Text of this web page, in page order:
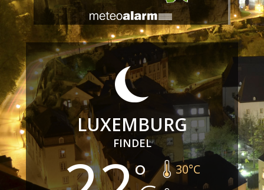
LUXEMBURG
FINDEL
30°C